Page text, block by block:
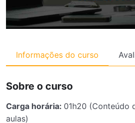
Informações do curso
Sobre o curso
Carga horária: 01h20 (Conteúdo
aulas)